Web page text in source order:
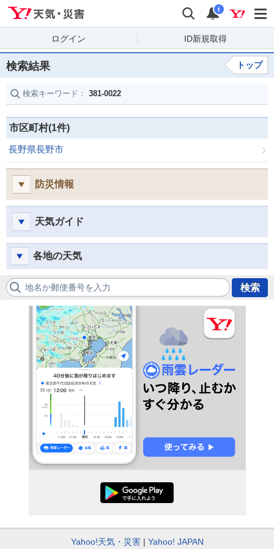
検索 通知
i
ログイン ID新規取得
検索結果 トップ
検索キーワード： 381-0022
市区町村(1件)
長野県長野市
防災情報
天気ガイド
各地の天気
地名か郵便番号を入力 検索
Yahoo!天気・災害 Yahoo! JAPAN